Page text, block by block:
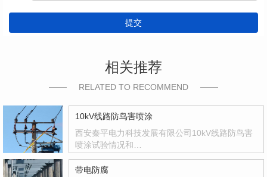
提交
相关推荐
RELATED TO RECOMMEND
10kV线路防鸟害喷涂
西安秦平电力科技发展有限公司10kV线路防鸟害
喷涂试验情况和…
带电防腐